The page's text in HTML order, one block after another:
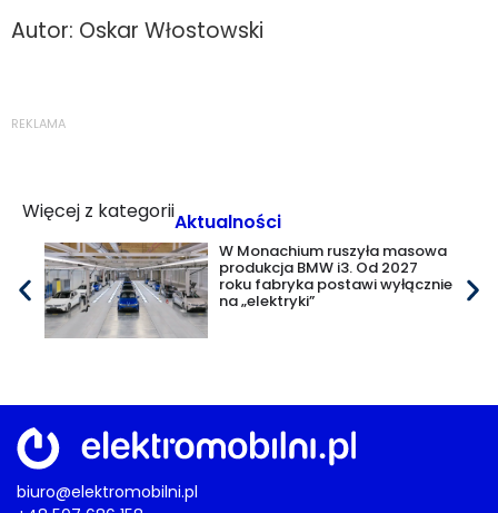
Autor: Oskar Włostowski
REKLAMA
Więcej z kategoriiAktualności
W Monachium ruszyła masowa
produkcja BMW i3. Od 2027
roku fabryka postawi wyłącznie
na „elektryki”
biuro@elektromobilni.pl